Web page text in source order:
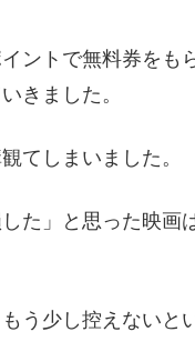
ントで無料券を
きました。
てしまいました。
た」と思った映画
う少し控えないと